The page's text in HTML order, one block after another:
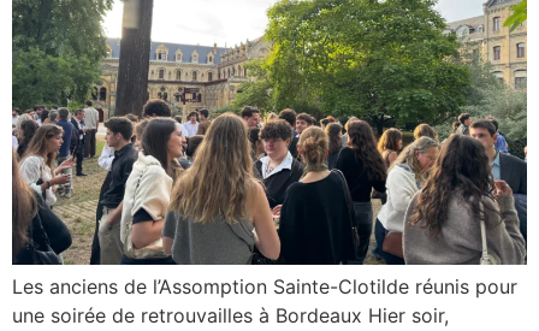
Les anciens de l’Assomption Sainte-Clotilde réunis pour
une soirée de retrouvailles à Bordeaux Hier soir,